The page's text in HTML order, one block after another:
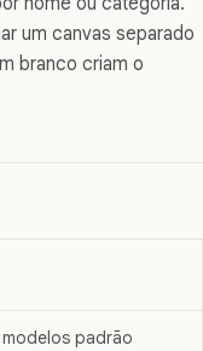
um canvas separado
branco criam o
modelos padrão